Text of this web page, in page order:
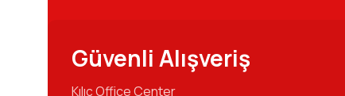
Güvenli Alışveriş
Kılıç Office Center